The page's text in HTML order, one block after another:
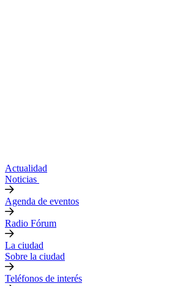
Actualidad
Noticias
Agenda de eventos
Radio Fórum
La ciudad
Sobre la ciudad
Teléfonos de interés